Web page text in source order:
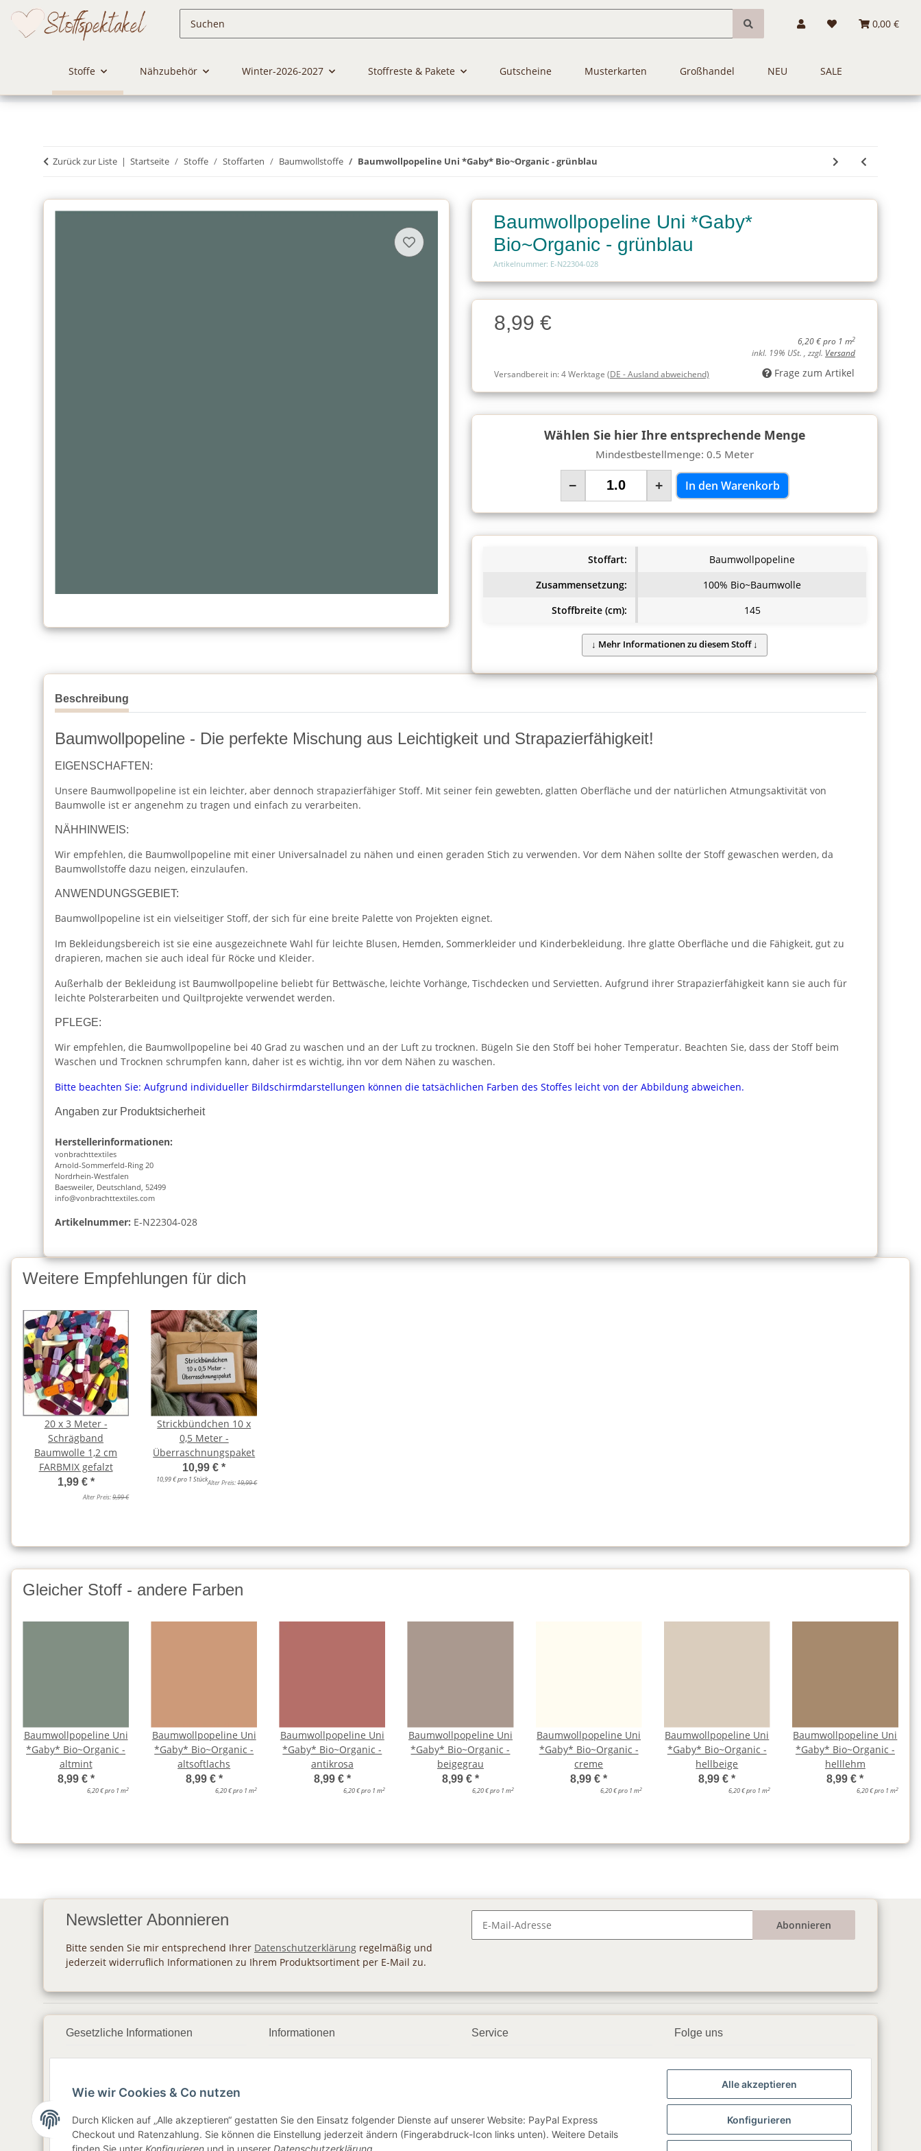
0,00 €
Stoffe Nähzubehör Winter-2026-2027 Stoffreste & Pakete Gutscheine Musterkarten Großhandel NEU SALE
Zurück zur Liste Startseite Stoffe Stoffarten Baumwollstoffe Baumwollpopeline Uni *Gaby* Bio~Organic - grünblau
Baumwollpopeline Uni *Gaby*
Bio~Organic - grünblau
Artikelnummer: E-N22304-028
Charge
Charge8,99 €
6,20 € pro 1 m2
inkl. 19% USt. , zzgl. Versand
Versandbereit in:4 Werktage (DE - Ausland abweichend) Frage zum Artikel
Wählen Sie hier Ihre entsprechende Menge
Mindestbestellmenge: 0.5 Meter
− + In den Warenkorb
Stoffart:
Baumwollpopeline
Zusammensetzung:
100% Bio~Baumwolle
Stoffbreite (cm):
145
Beschreibung
Baumwollpopeline - Die perfekte Mischung aus Leichtigkeit und Strapazierfähigkeit!
EIGENSCHAFTEN:
Unsere Baumwollpopeline ist ein leichter, aber dennoch strapazierfähiger Stoff. Mit seiner fein gewebten, glatten Oberfläche und der natürlichen Atmungsaktivität von
Baumwolle ist er angenehm zu tragen und einfach zu verarbeiten.
NÄHHINWEIS:
Wir empfehlen, die Baumwollpopeline mit einer Universalnadel zu nähen und einen geraden Stich zu verwenden. Vor dem Nähen sollte der Stoff gewaschen werden, da
Baumwollstoffe dazu neigen, einzulaufen.
ANWENDUNGSGEBIET:
Baumwollpopeline ist ein vielseitiger Stoff, der sich für eine breite Palette von Projekten eignet.
Im Bekleidungsbereich ist sie eine ausgezeichnete Wahl für leichte Blusen, Hemden, Sommerkleider und Kinderbekleidung. Ihre glatte Oberfläche und die Fähigkeit, gut zu
drapieren, machen sie auch ideal für Röcke und Kleider.
Außerhalb der Bekleidung ist Baumwollpopeline beliebt für Bettwäsche, leichte Vorhänge, Tischdecken und Servietten. Aufgrund ihrer Strapazierfähigkeit kann sie auch für
leichte Polsterarbeiten und Quiltprojekte verwendet werden.
PFLEGE:
Wir empfehlen, die Baumwollpopeline bei 40 Grad zu waschen und an der Luft zu trocknen. Bügeln Sie den Stoff bei hoher Temperatur. Beachten Sie, dass der Stoff beim
Waschen und Trocknen schrumpfen kann, daher ist es wichtig, ihn vor dem Nähen zu waschen.
Bitte beachten Sie: Aufgrund individueller Bildschirmdarstellungen können die tatsächlichen Farben des Stoffes leicht von der Abbildung abweichen.
Angaben zur Produktsicherheit
Herstellerinformationen:
vonbrachttextiles
Arnold-Sommerfeld-Ring 20
Nordrhein-Westfalen
Baesweiler, Deutschland, 52499
info@vonbrachttextiles.com
Artikelnummer: E-N22304-028
Weitere Empfehlungen für dich
20 x 3 Meter -
Schrägband
Baumwolle 1,2 cm
FARBMIX gefalzt
1,99 € *
Alter Preis:9,99 €
Strickbündchen 10 x
0,5 Meter -
Überraschnungspaket
10,99 €*
10,99 € pro 1 StückAlter Preis:19,99 €
Gleicher Stoff - andere Farben
Baumwollpopeline Uni
*Gaby* Bio~Organic -
altmint
8,99 € *
6,20 € pro 1 m2
Baumwollpopeline Uni
*Gaby* Bio~Organic -
altsoftlachs
8,99 € *
6,20 € pro 1 m2
Baumwollpopeline Uni
*Gaby* Bio~Organic -
antikrosa
8,99 € *
6,20 € pro 1 m2
Baumwollpopeline Uni
*Gaby* Bio~Organic -
beigegrau
8,99 € *
6,20 € pro 1 m2
Baumwollpopeline Uni
*Gaby* Bio~Organic -
creme
8,99 €*
6,20 € pro 1 m2
Baumwollpopeline Uni
*Gaby* Bio~Organic -
hellbeige
8,99 €*
6,20 € pro 1 m2
Baumwollpopeline Uni
*Gaby* Bio~Organic -
helllehm
8,99 €*
6,20 € pro 1 m2
Newsletter Abonnieren
Bitte senden Sie mir entsprechend Ihrer Datenschutzerklärung regelmäßig und
jederzeit widerruflich Informationen zu Ihrem Produktsortiment per E-Mail zu.
Abonnieren
Gesetzliche Informationen
AGB
Sitemap
Impressum
Informationen
Newsletter
Service Folge uns
▶️ YouTube
📸 Instagram
🎵 TikTok
Wie wir Cookies & Co nutzen
Durch Klicken auf „Alle akzeptieren“ gestatten Sie den Einsatz folgender Dienste auf unserer Website: PayPal Express
Checkout und Ratenzahlung. Sie können die Einstellung jederzeit ändern (Fingerabdruck-Icon links unten). Weitere Details
finden Sie unter Konfigurieren und in unserer Datenschutzerklärung
Alle akzeptieren
Konfigurieren